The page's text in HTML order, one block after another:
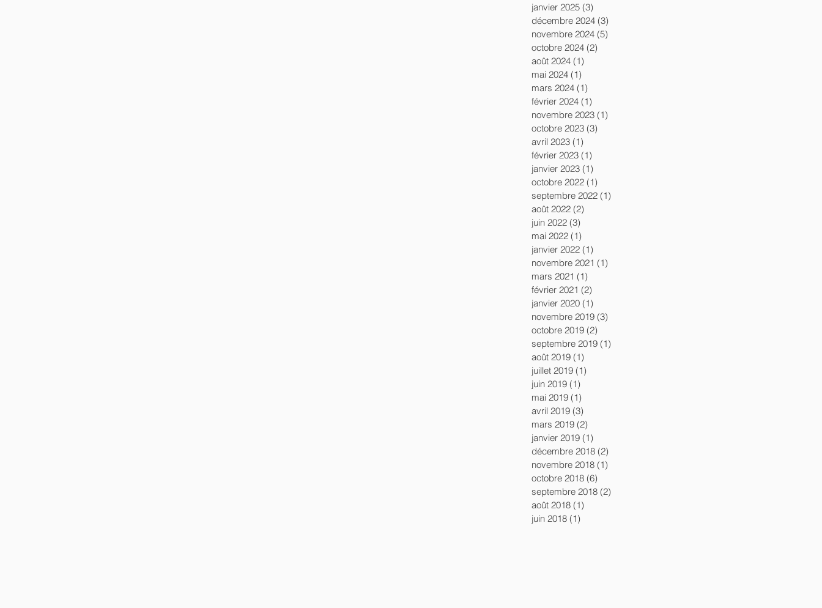
janvier 2025 (3)
décembre 2024 (3)
novembre 2024 (5)
octobre 2024 (2)
août 2024 (1)
mai 2024 (1)
mars 2024 (1)
février 2024 (1)
novembre 2023 (1)
octobre 2023 (3)
avril 2023 (1)
février 2023 (1)
janvier 2023 (1)
octobre 2022 (1)
septembre 2022 (1)
août 2022 (2)
juin 2022 (3)
mai 2022 (1)
janvier 2022 (1)
novembre 2021 (1)
mars 2021 (1)
février 2021 (2)
janvier 2020 (1)
novembre 2019 (3)
octobre 2019 (2)
septembre 2019 (1)
août 2019 (1)
juillet 2019 (1)
juin 2019 (1)
mai 2019 (1)
avril 2019 (3)
mars 2019 (2)
janvier 2019 (1)
décembre 2018 (2)
novembre 2018 (1)
octobre 2018 (6)
septembre 2018 (2)
août 2018 (1)
juin 2018 (1)